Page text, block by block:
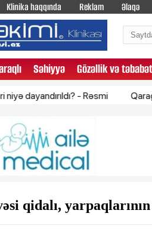
Klinika haqqında Reklam Əlaqə
Səhiyyə Gözəllik və təbabət
- Rəsmi Qaragilənin az
qidalı,